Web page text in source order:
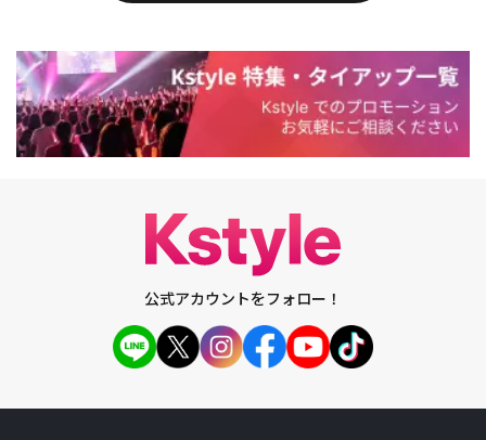
公式アカウントをフォロー！